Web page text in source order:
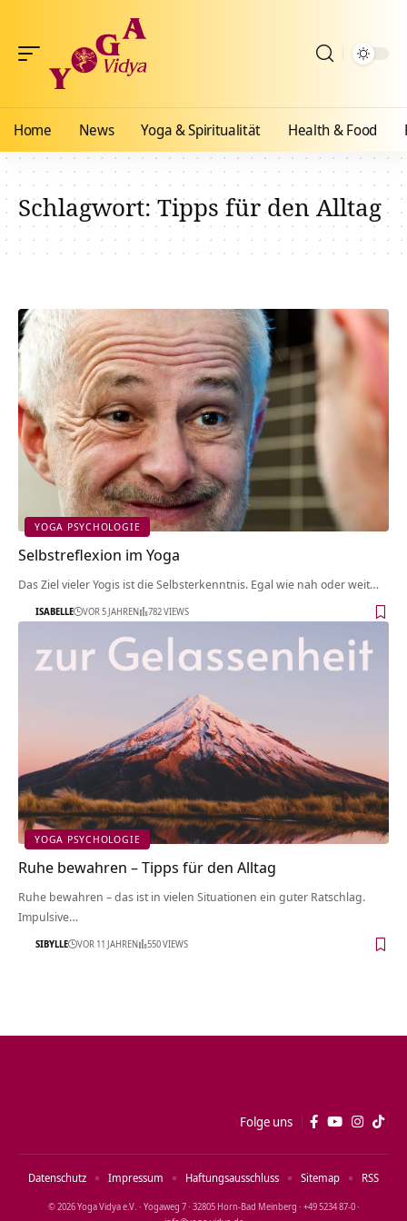
Home News Yoga & Spiritualität Health & Food
Schlagwort:Tipps für den Alltag
YOGA PSYCHOLOGIE
Selbstreflexion im Yoga
Das Ziel vieler Yogis ist die Selbsterkenntnis. Egal wie nah oder weit…
ISABELLE VOR 5 JAHREN 782 VIEWS
YOGA PSYCHOLOGIE
Ruhe bewahren – Tipps für den Alltag
Ruhe bewahren – das ist in vielen Situationen ein guter Ratschlag.
Impulsive…
SIBYLLE VOR 11 JAHREN 550 VIEWS
Folge uns
© 2026 Yoga Vidya e.V. · Yogaweg 7 · 32805 Horn‑Bad Meinberg · +49 5234 87‑0 ·
Datenschutz Impressum Haftungsausschluss Sitemap RSS